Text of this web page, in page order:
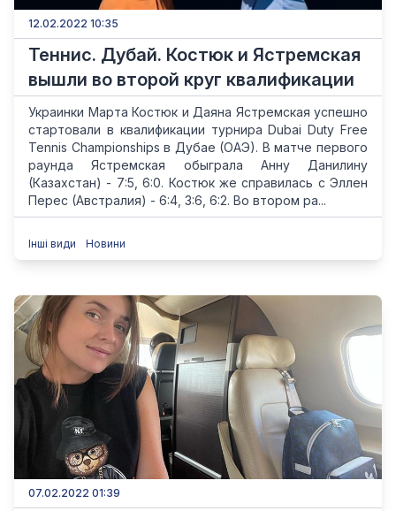
12.02.2022 10:35
Теннис. Дубай. Костюк и Ястремская
вышли во второй круг квалификации
Украинки Марта Костюк и Даяна Ястремская успешно
стартовали в квалификации турнира Dubai Duty Free
Tennis Championships в Дубае (ОАЭ). В матче первого
раунда Ястремская обыграла Анну Данилину
(Казахстан) - 7:5, 6:0. Костюк же справилась с Эллен
Перес (Австралия) - 6:4, 3:6, 6:2. Во втором ра...
Інші види Новини
07.02.2022 01:39